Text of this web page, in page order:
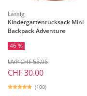
Lässig
Kindergartenrucksack Mini
Backpack Adventure
46 %
CHF 30.00
UVP CHF 55.95
(100)